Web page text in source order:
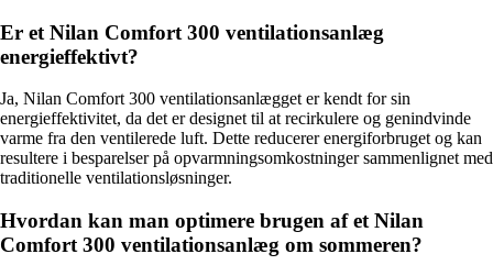
Er et Nilan Comfort 300 ventilationsanlæg
energieffektivt?
Ja, Nilan Comfort 300 ventilationsanlægget er kendt for sin
energieffektivitet, da det er designet til at recirkulere og genindvinde
varme fra den ventilerede luft. Dette reducerer energiforbruget og kan
resultere i besparelser på opvarmningsomkostninger sammenlignet med
traditionelle ventilationsløsninger.
Hvordan kan man optimere brugen af et Nilan
Comfort 300 ventilationsanlæg om sommeren?